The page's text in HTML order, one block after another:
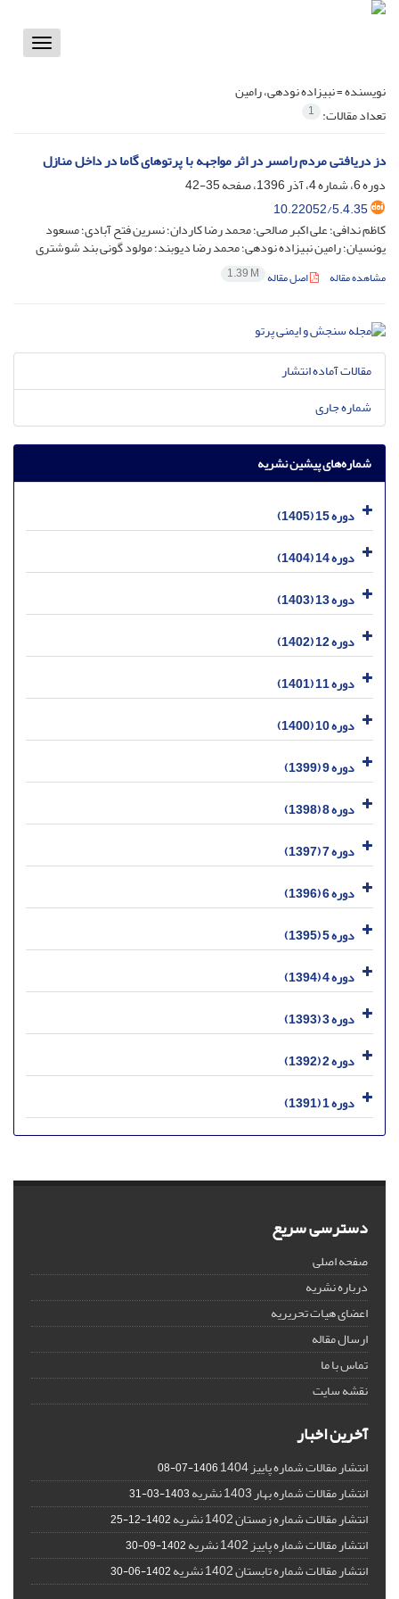
Toggle
نویسنده =نبیزاده نودهی، رامین
تعداد مقالات: 1
دز دریافتی مردم رامسر در اثر مواجهه با پرتوهای گاما در داخل منازل
دوره 6، شماره 4، آذر 1396، صفحه
35-42
10.22052/5.4.35
کاظم ندافی؛ علی اکبر صالحی؛ محمد رضا کاردان؛ نسرین فتح آبادی؛ مسعود
یونسیان؛ رامین نبیزاده نودهی؛ محمد رضا دیوبند؛ مولود گونی بند شوشتری
مشاهده مقاله اصل مقاله 1.39 M
مقالات آماده انتشار
شماره جاری
شماره‌های پیشین نشریه
دوره 15 (1405)
دوره 14 (1404)
دوره 13 (1403)
دوره 12 (1402)
دوره 11 (1401)
دوره 10 (1400)
دوره 9 (1399)
دوره 8 (1398)
دوره 7 (1397)
دوره 6 (1396)
دوره 5 (1395)
دوره 4 (1394)
دوره 3 (1393)
دوره 2 (1392)
دوره 1 (1391)
دسترسی سریع
صفحه اصلی
درباره نشریه
اعضای هیات تحریریه
ارسال مقاله
تماس با ما
نقشه سایت
آخرین اخبار
انتشار مقالات شماره پاییز 1404 1406-07-08
انتشار مقالات شماره بهار 1403 نشریه 1403-03-31
انتشار مقالات شماره زمستان 1402 نشریه 1402-12-25
انتشار مقالات شماره پاییز 1402 نشریه 1402-09-30
انتشار مقالات شماره تابستان 1402 نشریه 1402-06-30